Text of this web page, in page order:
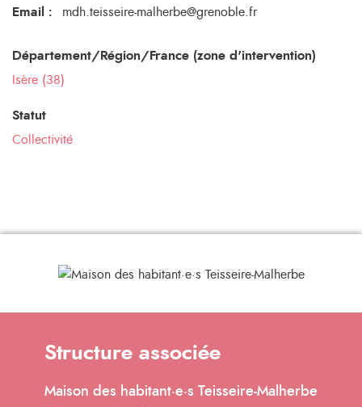
Email : mdh.teisseire-malherbe@grenoble.fr
Département/Région/France (zone d'intervention)
Isère (38)
Statut
Collectivité
Structure associée
Maison des habitant·e·s Teisseire-Malherbe